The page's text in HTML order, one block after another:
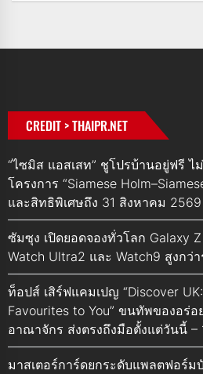
CREDIT > THAIPR.NET
“ไซมิส แอสเสท” ชูโปรบ้านอยู่ฟรี ไ
โครงการ “Siamese
และสิทธิพิเศษถึง 31 สิงหาคม 2569
ซัมซุง เปิดยอดจองทั่วโลก Galaxy Z
Watch Ultra2 และ Watch9 สูงกว่
ท็อปส์ เสิร์ฟแคมเปญ “Discover
Favourites to You” ขนทัพของอร่
อาณาจักร ส่งตรงถึงมือตั้งแต่วันนี้ –
มาสเตอร์การ์ดยกระดับแพลตฟอร์